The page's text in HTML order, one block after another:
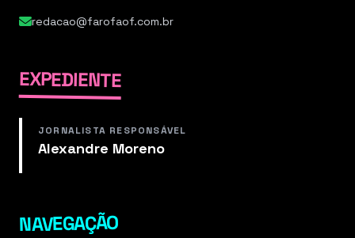
redacao@farofaof.com.br
EXPEDIENTE
JORNALISTA RESPONSÁVEL
Alexandre Moreno
NAVEGAÇÃO